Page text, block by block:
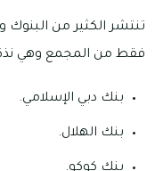
فقط من المجمع وهي
بنك دبي الإسلامي.
بنك الهلال.
بنك كوكو.